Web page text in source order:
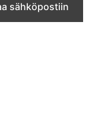
Tilaa sähköpostiin